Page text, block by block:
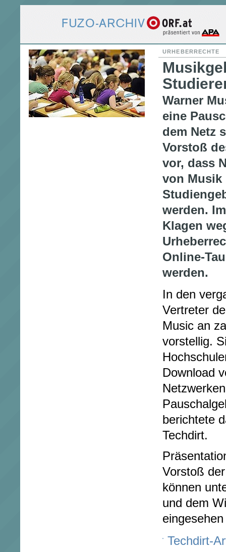
URHEBERRECHTE
Warner
eine
dem Netz
Vorstoß
vor, dass
von Musik
werden.
Klagen
Online-
werden.
In den
Vertreter
Music an
vorstellig.
Download
berichtete
Techdirt.
Vorstoß
können
und dem
Techdirt-